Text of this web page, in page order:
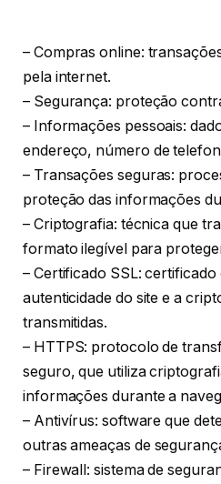
– Compras online:
pela internet.
– Segurança: proteção
– Informações pessoais:
endereço, número de
– Transações seguras:
proteção das informações
– Criptografia: técnica que
formato ilegível para
– Certificado SSL: certificado
autenticidade do site e a
transmitidas.
– HTTPS: protocolo de
seguro, que utiliza
informações durante a
– Antivírus: software que
outras ameaças de
– Firewall: sistema de